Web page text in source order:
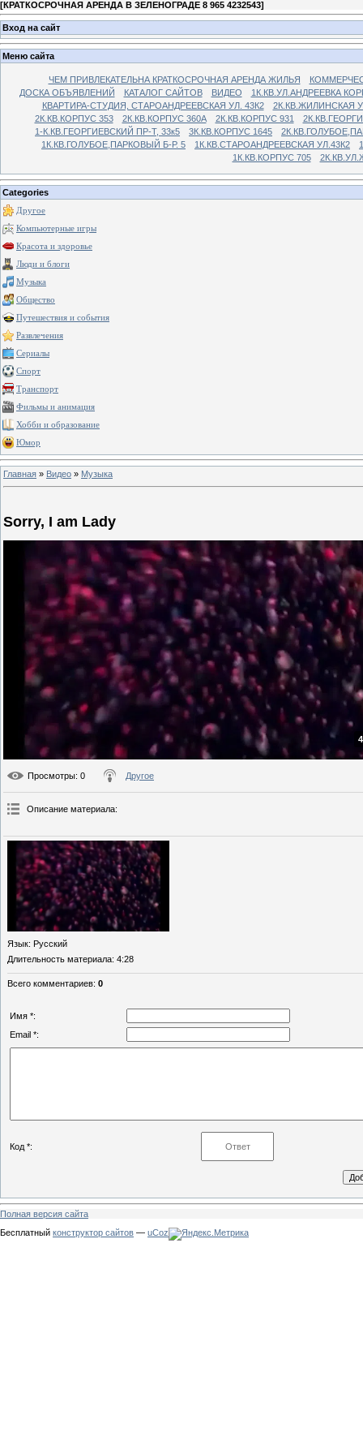
[КРАТКОСРОЧНАЯ АРЕНДА В ЗЕЛЕНОГРАДЕ 8 965 4232543]
Вход на сайт
Меню сайта
ЧЕМ ПРИВЛЕКАТЕЛЬНА КРАТКОСРОЧНАЯ АРЕНДА ЖИЛЬЯ
ДОСКА ОБЪЯВЛЕНИЙ
КАТАЛОГ САЙТОВ ВИДЕО
1К.КВ.УЛ.АНДРЕЕВКА
КВАРТИРА-СТУДИЯ, СТАРОАНДРЕЕВСКАЯ УЛ. 43К2
2К.КВ.ЖИЛИНСКАЯ
2К.КВ.КОРПУС 353
2К.КВ.КОРПУС 360А 2К.КВ.КОРПУС 931
1-К.КВ.ГЕОРГИЕВСКИЙ ПР-Т, 33к5
3К.КВ.КОРПУС 1645
1К.КВ.ГОЛУБОЕ,ПАРКОВЫЙ Б-Р. 5
1К.КВ.СТАРОАНДРЕЕВСКАЯ УЛ.43К2
1К.КВ.КОРПУС 705
Categories
Другое
Компьютерные игры
Красота и здоровье
Люди и блоги
Музыка
Общество
Путешествия и события
Развлечения
Сериалы
Спорт
Транспорт
Фильмы и анимация
Хобби и образование
Юмор
Главная » Видео » Музыка
Sorry, I am Lady
Просмотры: 0 Другое
Описание материала:
Язык: Русский
Длительность материала: 4:28
Всего комментариев: 0
Имя *:
Email *:
Код *:
Полная версия сайта
Бесплатный конструктор сайтов — uCoz